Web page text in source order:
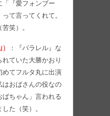
『愛フォンブー
て言ってくれて。
笑）。
：『パラレル』な
ていた大勝かおり
めてフルタ丸に出演
はおばさんの役なの
ちゃん」言われる
た（笑）。